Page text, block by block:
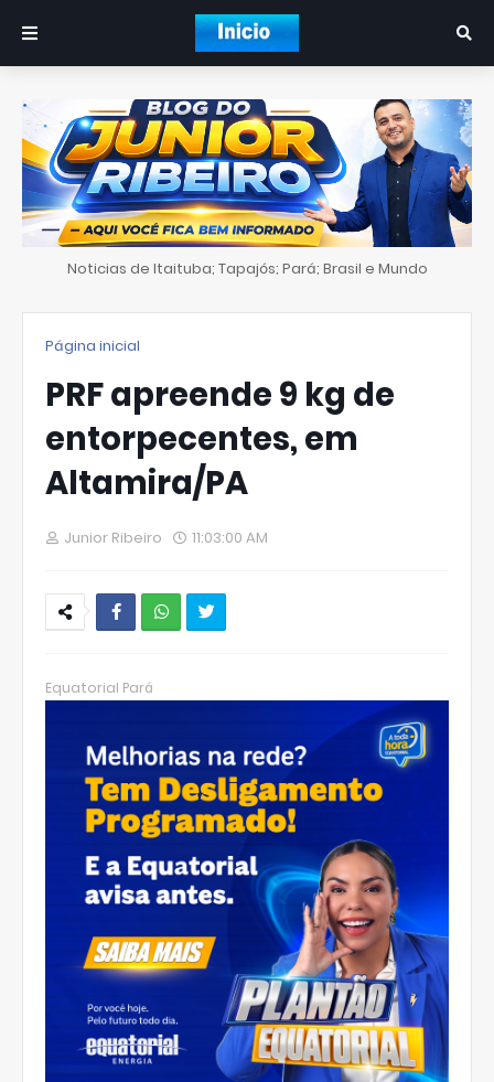
Noticias de Itaituba; Tapajós; Pará; Brasil e Mundo
Página inicial
PRF apreende 9 kg de
entorpecentes, em
Altamira/PA
Junior Ribeiro 11:03:00 AM
hats
p
Equatorial Pará